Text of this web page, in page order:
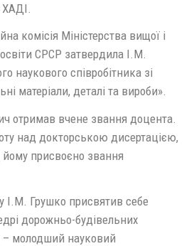
комісія Міністерства вищої і
СРСР затвердила І.М.
наукового співробітника зі
матеріали, деталі та вироби».
отримав вчене звання доцента.
над докторською дисертацією,
присвоєно звання
І.М. Грушко присвятив себе
дорожньо-будівельних
– молодший науковий